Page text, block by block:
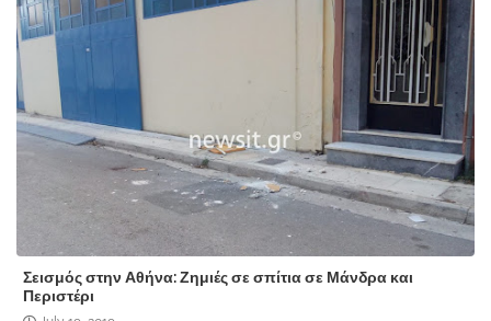
Σεισμός στην Αθήνα: Ζημιές σε σπίτια σε Μάνδρα και
Περιστέρι